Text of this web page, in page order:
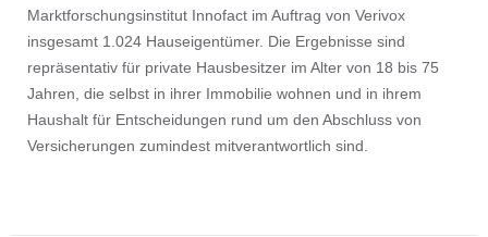
Marktforschungsinstitut Innofact im Auftrag von Verivox
insgesamt 1.024 Hauseigentümer. Die Ergebnisse sind
repräsentativ für private Hausbesitzer im Alter von 18 bis 75
Jahren, die selbst in ihrer Immobilie wohnen und in ihrem
Haushalt für Entscheidungen rund um den Abschluss von
Versicherungen zumindest mitverantwortlich sind.